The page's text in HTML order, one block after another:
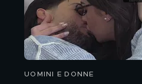
UOMINI E DONNE